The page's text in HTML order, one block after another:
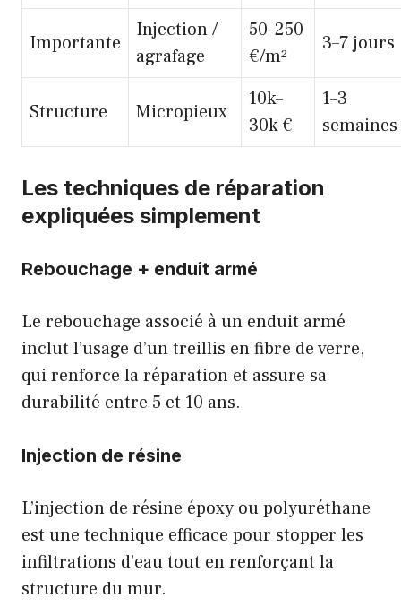
Importante
Injection /
agrafage
50–250
€/m²
3–7 jours
Structure Micropieux
10k–
30k €
1–3
semaines
Les techniques de réparation
expliquées simplement
Rebouchage + enduit armé
Le rebouchage associé à un enduit armé
inclut l’usage d’un treillis en fibre de verre,
qui renforce la réparation et assure sa
durabilité entre 5 et 10 ans.
Injection de résine
L’injection de résine époxy ou polyuréthane
est une technique efficace pour stopper les
infiltrations d’eau tout en renforçant la
structure du mur.